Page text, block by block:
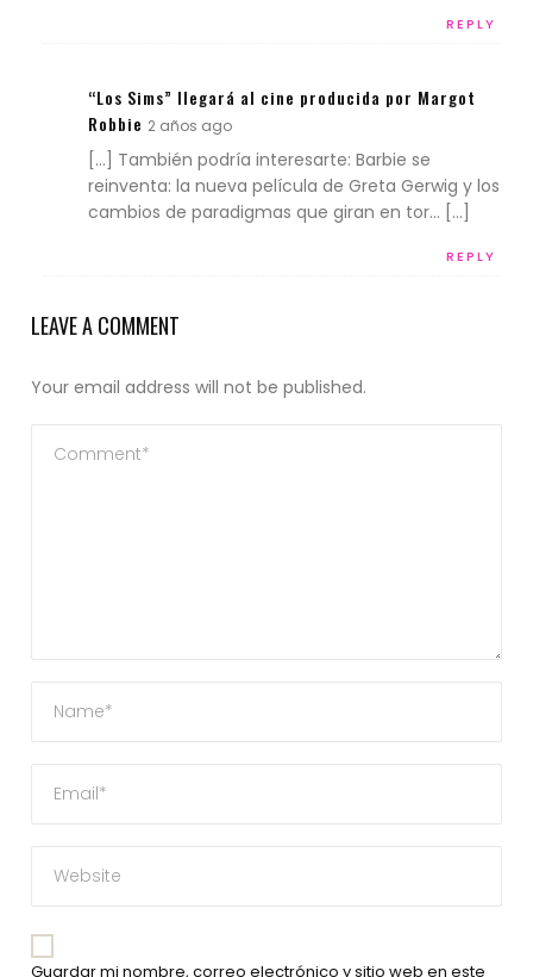
REPLY
“Los Sims” llegará al cine producida por Margot
Robbie 2 años ago
REPLY
[…] También podría interesarte: Barbie se
reinventa: la nueva película de Greta Gerwig y los
cambios de paradigmas que giran en tor… […]
LEAVE A COMMENT
Your email address will not be published.
Guardar mi nombre, correo electrónico y sitio web en este